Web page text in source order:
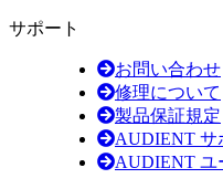
サポート
お問い合わせ
修理について
製品保証規定
AUDIENT サ
AUDIENT ユ